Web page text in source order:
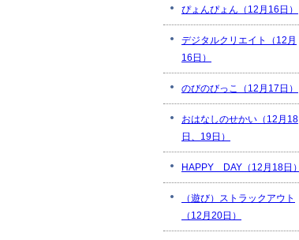
ぴょんぴょん（12月16日）
デジタルクリエイト（12月
16日）
のびのびっこ（12月17日）
おはなしのせかい（12月18
日、19日）
HAPPY DAY（12月18日）
（遊び）ストラックアウト
（12月20日）